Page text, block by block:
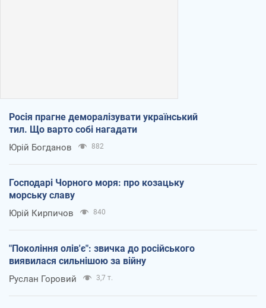
Росія прагне деморалізувати український
тил. Що варто собі нагадати
Юрій Богданов 882
Господарі Чорного моря: про козацьку
морську славу
Юрій Кирпичов 840
"Покоління олів'є": звичка до російського
виявилася сильнішою за війну
Руслан Горовий 3,7 т.